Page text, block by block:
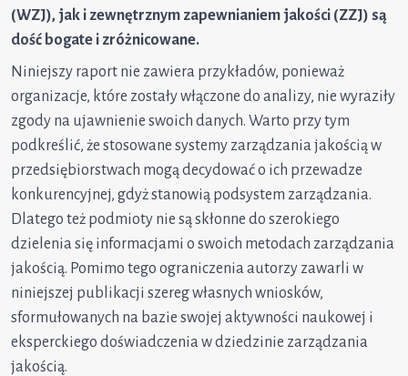
(WZJ), jak i zewnętrznym zapewnianiem jakości (ZZJ) są
dość bogate i zróżnicowane.
Niniejszy raport nie zawiera przykładów, ponieważ
organizacje, które zostały włączone do analizy, nie wyraziły
zgody na ujawnienie swoich danych. Warto przy tym
podkreślić, że stosowane systemy zarządzania jakością w
przedsiębiorstwach mogą decydować o ich przewadze
konkurencyjnej, gdyż stanowią podsystem zarządzania.
Dlatego też podmioty nie są skłonne do szerokiego
dzielenia się informacjami o swoich metodach zarządzania
jakością. Pomimo tego ograniczenia autorzy zawarli w
niniejszej publikacji szereg własnych wniosków,
sformułowanych na bazie swojej aktywności naukowej i
eksperckiego doświadczenia w dziedzinie zarządzania
jakością.